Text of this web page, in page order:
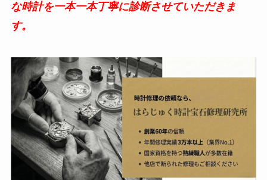
な時計を一本一本丁寧に診断させていただきま
す。